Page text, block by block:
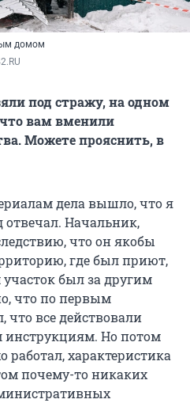
домом
под стражу, на одном
вам вменили
Можете прояснить, в
дела вышло, что я
отвечал. Начальник,
что он якобы
где был приют,
был за другим
что по первым
что все действовали
инструкциям. Но потом
работал, характеристика
почему-то никаких